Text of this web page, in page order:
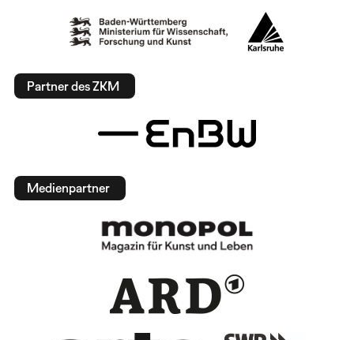
Partner des ZKM
Medienpartner